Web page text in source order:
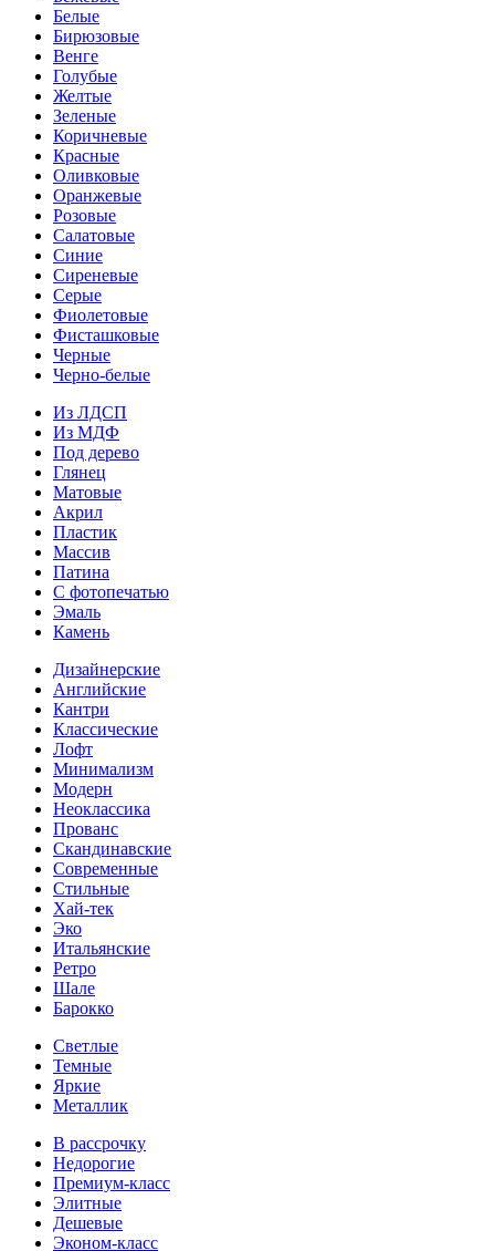
Белые
Бирюзовые
Венге
Голубые
Желтые
Зеленые
Коричневые
Красные
Оливковые
Оранжевые
Розовые
Салатовые
Синие
Сиреневые
Серые
Фиолетовые
Фисташковые
Черные
Черно-белые
Из ЛДСП
Из МДФ
Под дерево
Глянец
Матовые
Акрил
Пластик
Массив
Патина
С фотопечатью
Эмаль
Камень
Дизайнерские
Английские
Кантри
Классические
Лофт
Минимализм
Модерн
Неоклассика
Прованс
Скандинавские
Современные
Стильные
Хай-тек
Эко
Итальянские
Ретро
Шале
Барокко
Светлые
Темные
Яркие
Металлик
В рассрочку
Недорогие
Премиум-класс
Элитные
Дешевые
Эконом-класс